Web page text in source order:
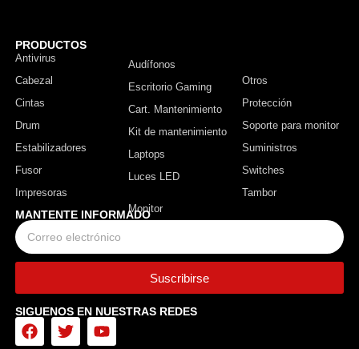
PRODUCTOS
Antivirus
Cabezal
Cintas
Drum
Estabilizadores
Fusor
Impresoras
Audífonos
Escritorio Gaming
Cart. Mantenimiento
Kit de mantenimiento
Laptops
Luces LED
Otros
Protección
Soporte para monitor
Suministros
Switches
Tambor
MANTENTE INFORMADO
Suscribirse
SIGUENOS EN NUESTRAS REDES